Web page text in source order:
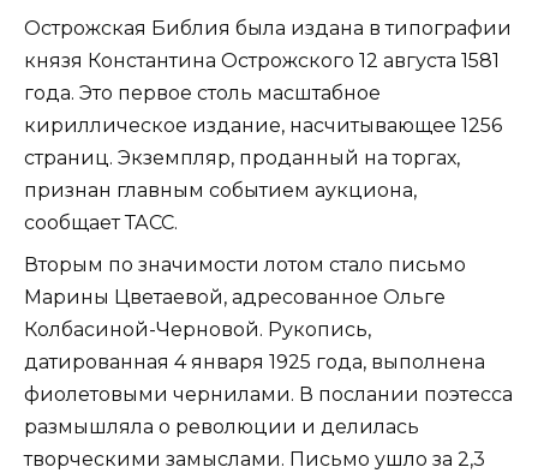
Острожская Библия была издана в типографии
князя Константина Острожского 12 августа 1581
года. Это первое столь масштабное
кириллическое издание, насчитывающее 1256
страниц. Экземпляр, проданный на торгах,
признан главным событием аукциона,
сообщает ТАСС.
Вторым по значимости лотом стало письмо
Марины Цветаевой, адресованное Ольге
Колбасиной-Черновой. Рукопись,
датированная 4 января 1925 года, выполнена
фиолетовыми чернилами. В послании поэтесса
размышляла о революции и делилась
творческими замыслами. Письмо ушло за 2,3